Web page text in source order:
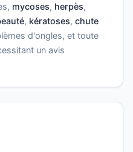
mycoses, herpès,
, kératoses, chute
d'ongles, et toute
un avis